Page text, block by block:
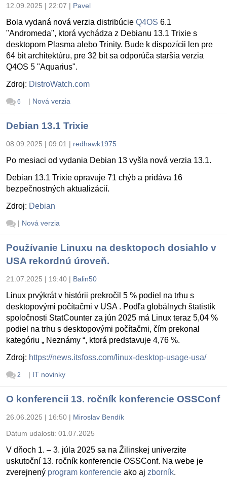
12.09.2025 | 22:07 | Pavel
Bola vydaná nová verzia distribúcie Q4OS 6.1
"Andromeda", ktorá vychádza z Debianu 13.1 Trixie s
desktopom Plasma alebo Trinity. Bude k dispozícii len pre
64 bit architektúru, pre 32 bit sa odporúča staršia verzia
Q4OS 5 "Aquarius".
Zdroj: DistroWatch.com
6 | Nová verzia
Debian 13.1 Trixie
08.09.2025 | 09:01 | redhawk1975
Po mesiaci od vydania Debian 13 vyšla nová verzia 13.1.
Debian 13.1 Trixie opravuje 71 chýb a pridáva 16
bezpečnostných aktualizácií.
Zdroj: Debian
| Nová verzia
Používanie Linuxu na desktopoch dosiahlo v
USA rekordnú úroveň.
21.07.2025 | 19:40 | Balin50
Linux prvýkrát v histórii prekročil 5 % podiel na trhu s
desktopovými počítačmi v USA . Podľa globálnych štatistík
spoločnosti StatCounter za jún 2025 má Linux teraz 5,04 %
podiel na trhu s desktopovými počítačmi, čím prekonal
kategóriu „ Neznámy “, ktorá predstavuje 4,76 %.
Zdroj: https://news.itsfoss.com/linux-desktop-usage-usa/
2 | IT novinky
O konferencii 13. ročník konferencie OSSConf
26.06.2025 | 16:50 | Miroslav Bendík
Dátum udalosti: 01.07.2025
V dňoch 1. – 3. júla 2025 sa na Žilinskej univerzite
uskutoční 13. ročník konferencie OSSConf. Na webe je
zverejnený program konferencie ako aj zborník.